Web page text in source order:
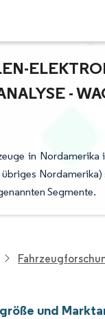
-
in
Segmente.
und